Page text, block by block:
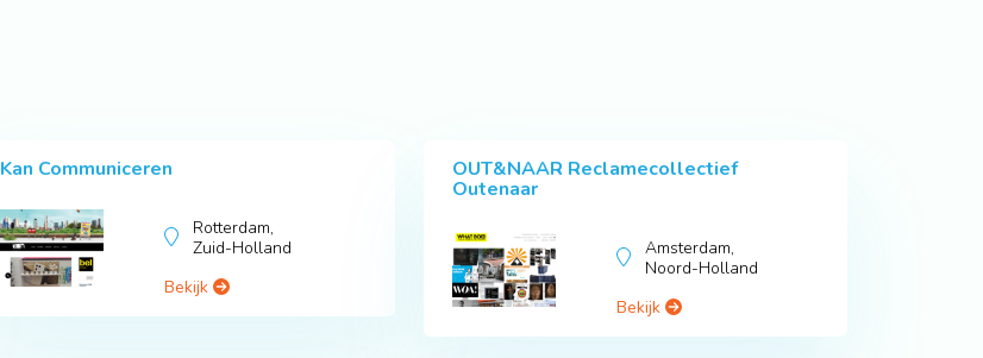
Kan Communiceren
Rotterdam,
Zuid-Holland
Bekijk
OUT&NAAR Reclamecollectief
Outenaar
Amsterdam,
Noord-Holland
Bekijk